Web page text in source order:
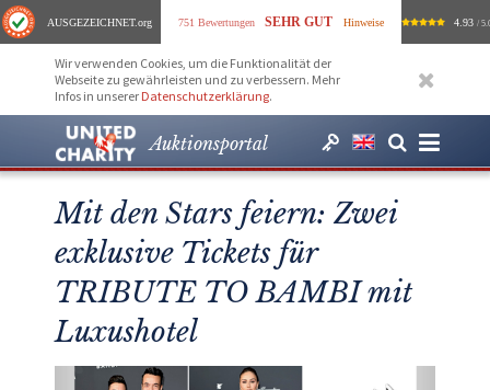
AUSGEZEICHNET.org 751 Bewertungen SEHR GUT Hinweise 4.93 /
Wir verwenden Cookies, um die Funktionalität der
Webseite zu gewährleisten und zu verbessern. Mehr
Infos in unserer Datenschutzerklärung.
Auktionsportal
Mit den Stars feiern: Zwei
exklusive Tickets für
TRIBUTE TO BAMBI mit
Luxushotel